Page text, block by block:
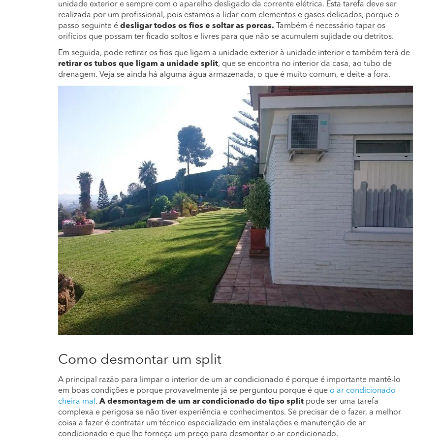
unidade exterior e sempre com o aparelho desligado da corrente elétrica. Esta tarefa deve ser
realizada por um profissional, pois estamos a lidar com elementos e gases delicados, porque o
passo seguinte é desligar todos os fios e soltar as porcas.
Também é necessário tapar os
orifícios que possam ter ficado soltos e livres para que não se acumulem sujidade ou detritos.
Em seguida, pode retirar os fios que ligam a unidade exterior à unidade interior e também terá de
retirar os tubos que ligam a unidade split, que se encontra no interior da casa, ao tubo de
drenagem. Veja se ainda há alguma água armazenada, o que é muito comum, e deite-a fora.
Como desmontar um split
A principal razão para limpar o interior de um ar condicionado é porque é importante mantê-lo
em boas condições e porque provavelmente já se perguntou porque é que o ar condicionado
cheira mal . A desmontagem de um ar condicionado do tipo split pode ser uma tarefa
complexa e perigosa se não tiver experiência e conhecimentos. Se precisar de o fazer, a melhor
coisa a fazer é contratar um técnico especializado em instalações e manutenção de ar
condicionado e que lhe forneça um preço para desmontar o ar condicionado.